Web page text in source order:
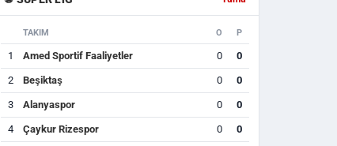
TAKIM O P
1 Amed Sportif Faaliyetler 0 0
2 Beşiktaş 0 0
3 Alanyaspor 0 0
4 Çaykur Rizespor 0 0